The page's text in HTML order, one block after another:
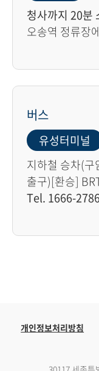
청사까지 20분
오송역 정류장
버스
유성터미널
지하철 승차(구
출구)[환승]
Tel. 1666-
개인정보처리방침